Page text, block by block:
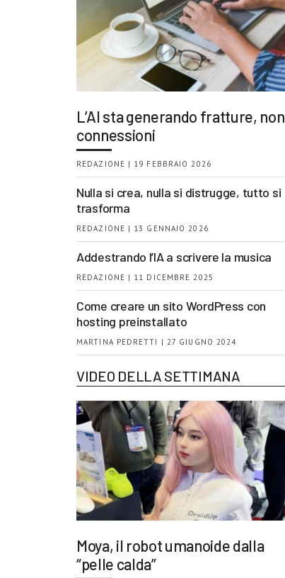
L’AI sta generando fratture, non
connessioni
REDAZIONE | 19 FEBBRAIO 2026
Nulla si crea, nulla si distrugge, tutto si
trasforma
REDAZIONE | 13 GENNAIO 2026
Addestrando l’IA a scrivere la musica
REDAZIONE | 11 DICEMBRE 2025
Come creare un sito WordPress con
hosting preinstallato
MARTINA PEDRETTI | 27 GIUGNO 2024
VIDEO DELLA SETTIMANA
Moya, il robot umanoide dalla
“pelle calda”